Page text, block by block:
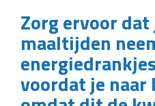
Zorg ervoor dat
maaltijden
voordat je naar